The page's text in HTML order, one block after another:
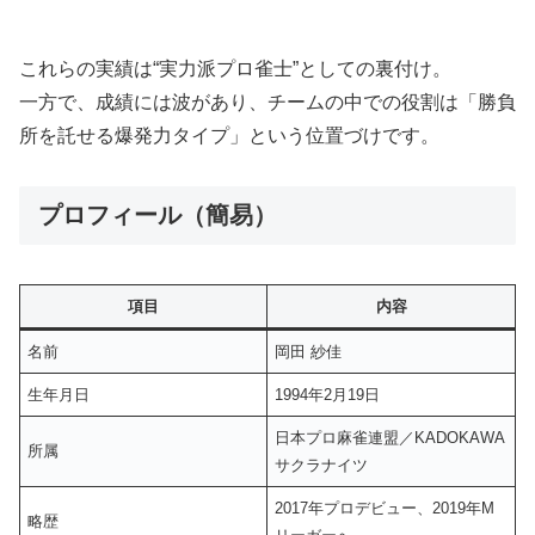
これらの実績は“実力派プロ雀士”としての裏付け。
一方で、成績には波があり、チームの中での役割は「勝負
所を託せる爆発力タイプ」という位置づけです。
プロフィール（簡易）
項目 内容
名前 岡田 紗佳
生年月日 1994年2月19日
所属
日本プロ麻雀連盟／KADOKAWA
サクラナイツ
略歴
2017年プロデビュー、2019年M